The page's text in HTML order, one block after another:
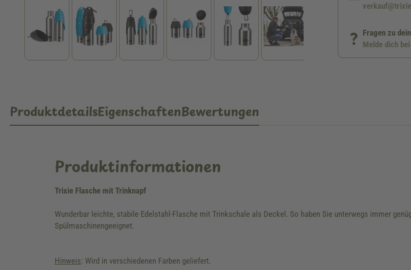
Fragen zu
Melde dich
ProduktdetailsEigenschaftenBewertungen
Produktinformationen
Trixie Flasche mit Trinknapf
Wunderbar leichte, stabile Edelstahl-Flasche mit Trinkschale als Deckel. So haben Sie unterwegs immer
Spülmaschinengeeignet.
Hinweis: Wird in verschiedenen Farben geliefert.